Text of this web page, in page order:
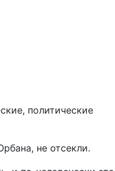
политические
не отсекли.